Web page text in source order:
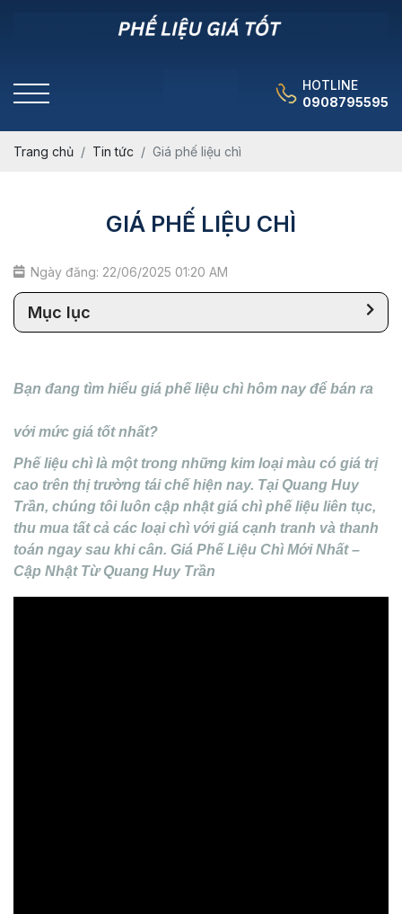
HOTLINE
0908795595
Trang chủ Tin tức Giá phế liệu chì
GIÁ PHẾ LIỆU CHÌ
Ngày đăng: 22/06/2025 01:20 AM
Mục lục
Bạn đang tìm hiểu giá phế liệu chì hôm nay để bán ra
với mức giá tốt nhất?
Phế liệu chì là một trong những kim loại màu có giá trị
cao trên thị trường tái chế hiện nay. Tại Quang Huy
Trần, chúng tôi luôn cập nhật giá chì phế liệu liên tục,
thu mua tất cả các loại chì với giá cạnh tranh và thanh
toán ngay sau khi cân. Giá Phế Liệu Chì Mới Nhất –
Cập Nhật Từ Quang Huy Trần